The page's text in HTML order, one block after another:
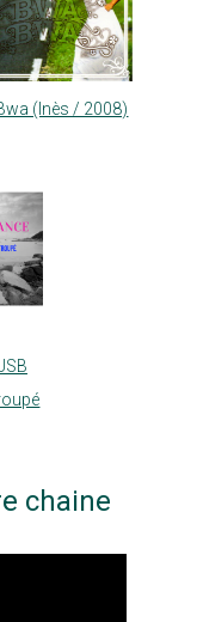
(Inès / 2008)
chaine